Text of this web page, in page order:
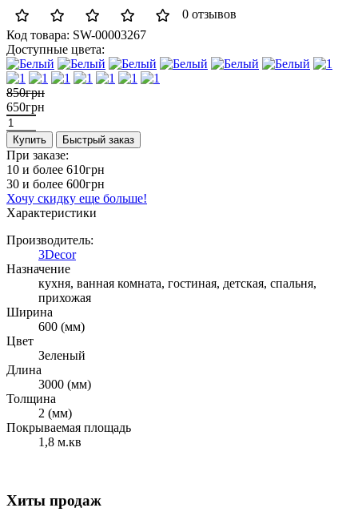
0 отзывов
Код товара: SW-00003267
Доступные цвета:
850грн
650грн
Купить Быстрый заказ
При заказе:
10 и более 610грн
30 и более 600грн
Хочу скидку еще больше!
Характеристики
Производитель:
3Decor
Назначение
кухня, ванная комната, гостиная, детская, спальня,
прихожая
Ширина
600 (мм)
Цвет
Зеленый
Длина
3000 (мм)
Толщина
2 (мм)
Покрываемая площадь
1,8 м.кв
Хиты продаж